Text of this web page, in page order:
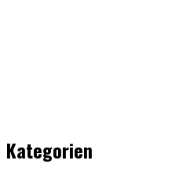
Kategorien